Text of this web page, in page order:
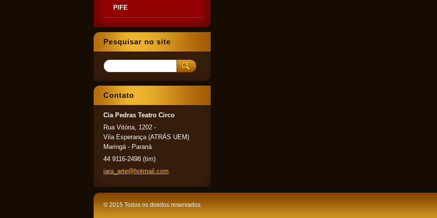
PIFE
Pesquisar no site
Contato
Cia Pedras Teatro Circo
Rua Vitória, 1202 -
Vila Esperança (ATRÁS UEM)
Maringá - Paraná
44 9116-2498 (tim)
iara_arte@hotmai l.com
© 2015 Todos os direitos reservados.